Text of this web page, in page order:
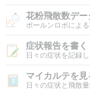
花粉飛散数デー
ポールンロボによ
症状報告を書く
日々の症状を記録し
マイカルテを見
日々の症状と飛散